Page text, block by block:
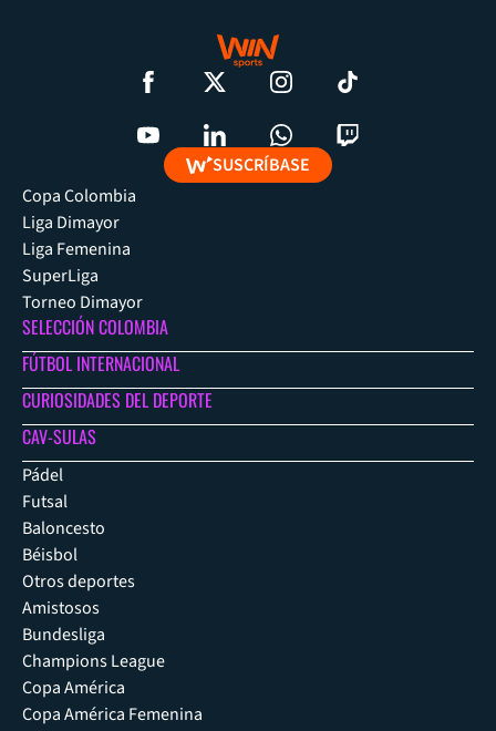
SUSCRÍBASE
Copa Colombia
Liga Dimayor
Liga Femenina
SuperLiga
Torneo Dimayor
SELECCIÓN COLOMBIA
FÚTBOL INTERNACIONAL
CURIOSIDADES DEL DEPORTE
CAV-SULAS
Pádel
Futsal
Baloncesto
Béisbol
Otros deportes
Amistosos
Bundesliga
Champions League
Copa América
Copa América Femenina